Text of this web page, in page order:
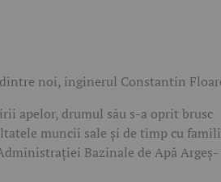
noi, inginerul Constantin
apelor, drumul său s-a oprit brusc
muncii sale și de timp cu
Bazinale de Apă Argeș-